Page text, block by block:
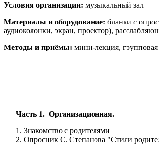
Условия организации: музыкальный зал
Материалы и оборудование: бланки с
аудиоколонки, экран, проектор),
Методы и приёмы: мини-лекция,
Часть 1. Организационная.
Знакомство с родителями
Опросник С. Степанова "Стили